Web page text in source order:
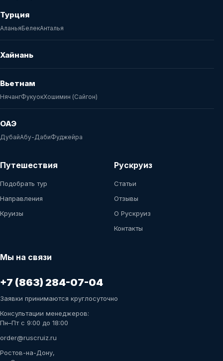
Турция
АланьяБелекАнталья
Хайнань
Вьетнам
НячангФукуокХошимин (Сайгон)
ОАЭ
ДубайАбу-ДабиФуджейра
Путешествия
Подобрать тур
Направления
Круизы
Рускруиз
Статьи
Отзывы
О Рускруиз
Контакты
Мы на связи
+7 (863) 284-07-04
Заявки принимаются круглосуточно
Консультации менеджеров:
Пн–Пт с 9:00 до 18:00
order@ruscruiz.ru
Ростов-на-Дону,